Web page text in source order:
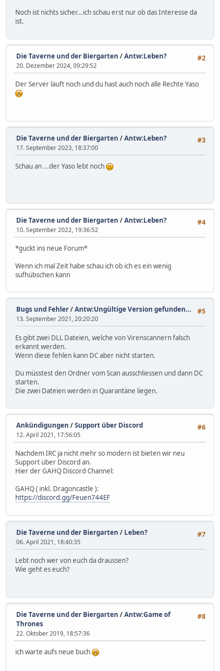
Noch ist nichts sicher...ich schau erst nur ob das Interesse da
ist.
#2
Die Taverne und der Biergarten /Antw:Leben?
20. Dezember 2024, 09:29:52
Der Server läuft noch und du hast auch noch alle Rechte Yaso
#3
Die Taverne und der Biergarten /Antw:Leben?
17. September 2023, 18:37:00
Schau an ...der Yaso lebt noch
#4
Die Taverne und der Biergarten /Antw:Leben?
10. September 2022, 19:36:52
*guckt ins neue Forum*
Wenn ich mal Zeit habe schau ich ob ich es ein wenig
sufhübschen kann
#5
Bugs und Fehler/Antw:Ungültige Version gefunden...
13. September 2021, 20:20:20
Es gibt zwei DLL Dateien, welche von Virenscannern falsch
erkannt werden.
Wenn diese fehlen kann DC aber nicht starten.
Du müsstest den Ordner vom Scan ausschliessen und dann DC
starten.
Die zwei Dateien werden in Quarantäne liegen.
#6
Ankündigungen /Support über Discord
12. April 2021, 17:56:05
Nachdem IRC ja nicht mehr so modern ist bieten wir neu
Support über Discord an.
Hier der GAHQ Discord Channel:
GAHQ ( inkl. Dragoncastle ):
https://discord.gg/Feuen744EF
#7
Die Taverne und der Biergarten / Leben?
06. April 2021, 18:40:35
Lebt noch wer von euch da draussen?
Wie geht es euch?
#8
Die Taverne und der Biergarten /Antw:Game of
Thrones
22. Oktober 2019, 18:57:36
ich warte aufs neue buch